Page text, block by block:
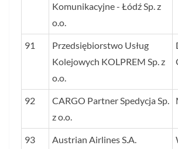
Komunikacyjne - Łódź Sp. z
o.o.
91
Przedsiębiorstwo Usług
Kolejowych KOLPREM Sp. z
o.o.
92
CARGO Partner Spedycja Sp.
z o.o.
93
Austrian Airlines S.A.